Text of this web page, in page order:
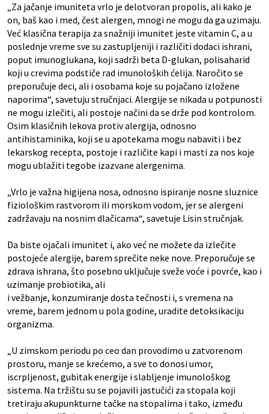
„Za jačanje imuniteta vrlo je delotvoran propolis, ali kako je
on, baš kao i med, čest alergen, mnogi ne mogu da ga uzimaju.
Već klasična terapija za snažniji imunitet jeste vitamin C, a u
poslednje vreme sve su zastupljeniji i različiti dodaci ishrani,
poput imunoglukana, koji sadrži beta D-glukan, polisaharid
koji u crevima podstiče rad imunoloških ćelija. Naročito se
preporučuje deci, ali i osobama koje su pojačano izložene
naporima“, savetuju stručnjaci. Alergije se nikada u potpunosti
ne mogu izlečiti, ali postoje načini da se drže pod kontrolom.
Osim klasičnih lekova protiv alergija, odnosno
antihistaminika, koji se u apotekama mogu nabaviti i bez
lekarskog recepta, postoje i različite kapi i masti za nos koje
mogu ublažiti tegobe izazvane alergenima.
„Vrlo je važna higijena nosa, odnosno ispiranje nosne sluznice
fiziološkim rastvorom ili morskom vodom, jer se alergeni
zadržavaju na nosnim dlačicama“, savetuje Lisin stručnjak.
Da biste ojačali imunitet i, ako već ne možete da izlečite
postojeće alergije, barem sprečite neke nove. Preporučuje se
zdrava ishrana, što posebno uključuje sveže voće i povrće, kao i
uzimanje probiotika, ali
i vežbanje, konzumiranje dosta tečnosti i, s vremena na
vreme, barem jednom u pola godine, uradite detoksikaciju
organizma.
„U zimskom periodu po ceo dan provodimo u zatvorenom
prostoru, manje se krećemo, a sve to donosi umor,
iscrpljenost, gubitak energije i slabljenje imunološkog
sistema. Na tržištu su se pojavili jastučići za stopala koji
tretiraju akupunkturne tačke na stopalima i tako, između